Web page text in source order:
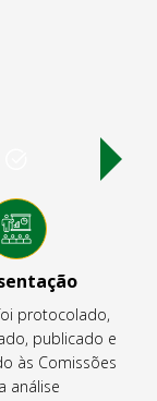
protocolado,
publicado e
às Comissões
análise